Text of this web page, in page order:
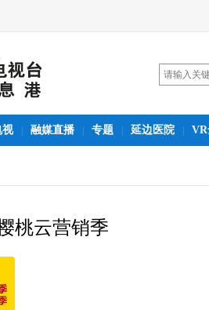
视 融媒直播 专题 延边医院
桃云营销季